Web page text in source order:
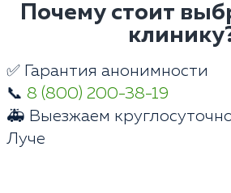
Почему стоит
✅ Гарантия анонимности
📞 8 (800) 200-38-19
🚑 Выезжаем
Луче